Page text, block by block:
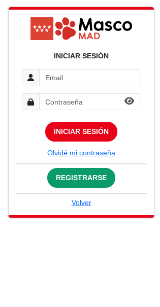
INICIAR SESIÓN
INICIAR SESIÓN
Olvidé mi contraseña
REGISTRARSE
Volver